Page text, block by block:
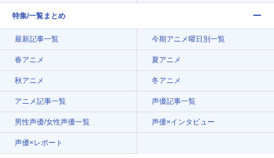
特集/一覧まとめ
最新記事一覧 今期アニメ曜日別一覧
春アニメ 夏アニメ
秋アニメ 冬アニメ
アニメ記事一覧 声優記事一覧
男性声優/女性声優一覧 声優×インタビュー
声優×レポート